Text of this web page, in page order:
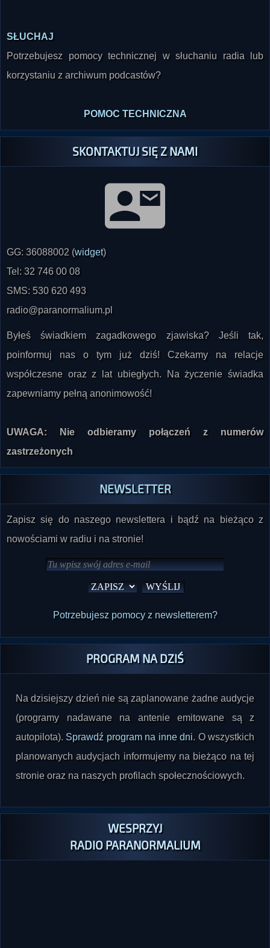
SŁUCHAJ
Potrzebujesz pomocy technicznej w słuchaniu radia lub
korzystaniu z archiwum podcastów?
POMOC TECHNICZNA
SKONTAKTUJ SIĘ Z NAMI
GG: 36088002 (widget)
Tel: 32 746 00 08
SMS: 530 620 493
radio@paranormalium.pl
Byłeś świadkiem zagadkowego zjawiska? Jeśli tak,
poinformuj nas o tym już dziś! Czekamy na relacje
współczesne oraz z lat ubiegłych. Na życzenie świadka
zapewniamy pełną anonimowość!
UWAGA: Nie odbieramy połączeń z numerów
zastrzeżonych
NEWSLETTER
Zapisz się do naszego newslettera i bądź na bieżąco z
nowościami w radiu i na stronie!
Potrzebujesz pomocy z newsletterem?
PROGRAM NA DZIŚ
Na dzisiejszy dzień nie są zaplanowane żadne audycje
(programy nadawane na antenie emitowane są z
autopilota). Sprawdź program na inne dni. O wszystkich
planowanych audycjach informujemy na bieżąco na tej
stronie oraz na naszych profilach społecznościowych.
WESPRZYJ
RADIO PARANORMALIUM